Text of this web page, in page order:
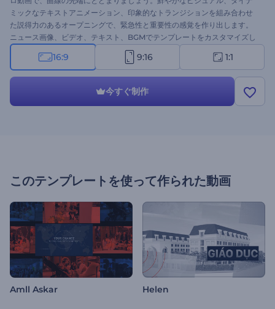
ミックなテキストアニメーション、印象的なトランジションを組み合わせ
た説得力のあるオープニングで、緊急性と重要性の感覚を作り出します。
ニュース画像、ビデオ、テキスト、BGMでテンプレートをカスタマイズし
て、あなたのコンテンツを際立たせましょう。世界のニュースでも地元の
最新情報でも、このテンプレートは最新のニュースを紹介し、視聴者を魅
ションを向上させましょう！
16:9 9:16 1:1
今すぐ制作
このテンプレートを使って作られた動画
Amll Askar Helen